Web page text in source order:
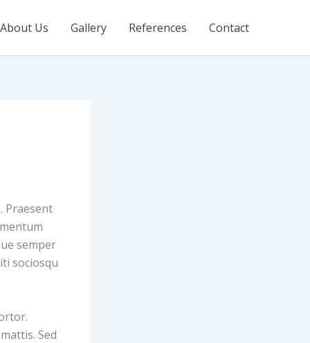
About Us Gallery References Contact
Praesent
semper
sociosqu
Sed